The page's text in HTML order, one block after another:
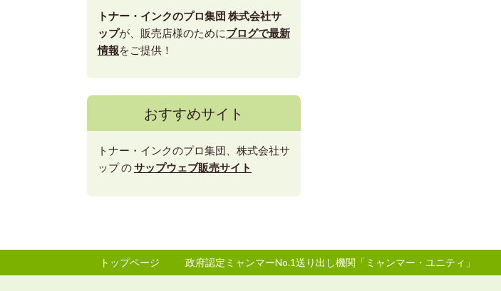
トナー・インクのプロ集団 株式会社サ
ップが、販売店様のためにブログで最新
情報をご提供！
おすすめサイト
トナー・インクのプロ集団、株式会社サ
ップ のサップウェブ販売サイト
トップページ 政府認定ミャンマーNo.1送り出し機関「ミャンマー・ユニティ」